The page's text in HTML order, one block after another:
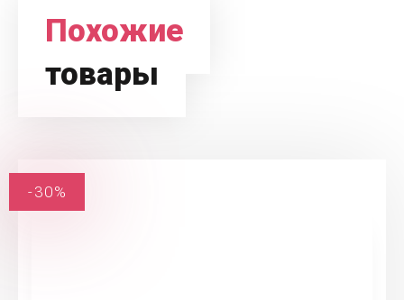
Похожие
товары
-30%